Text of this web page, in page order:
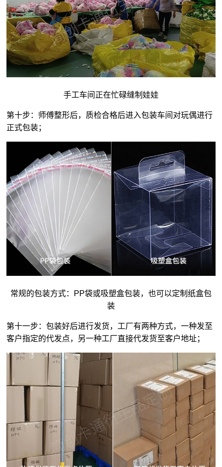
手工车间正在忙碌缝制娃娃
第十步：师傅整形后，质检合格后进入包装车间对玩偶进行
正式包装；
常规的包装方式：PP袋或吸塑盒包装，也可以定制纸盒包
装
第十一步：包装好后进行发货，工厂有两种方式，一种发至
客户指定的代发点，另一种工厂直接代发货至客户地址；